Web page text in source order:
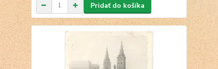
Pridať do košíka